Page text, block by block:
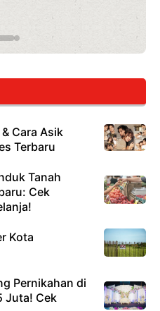
Rahasia Mami Bikin Nagih!
Cara Asik
Terbaru
Tanah
Cek
Kota
Pernikahan di
Juta! Cek